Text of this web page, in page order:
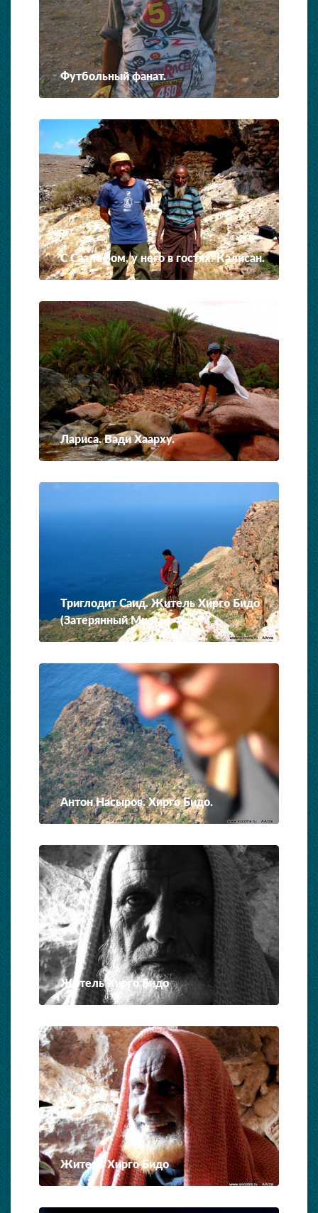
Футбольный фанат.
С Саалефом, у него в гостях. Калисан.
Лариса. Вади Хаарху.
Триглодит Саид. Житель Хирго Бидо
(Затерянный Мир).
Антон Насыров. Хирго Бидо.
Житель Хирго Бидо
Житель Хирго Бидо